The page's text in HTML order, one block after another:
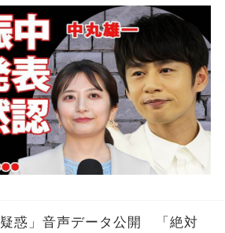
側に涙が零れ落ちた...『KAT-
りの本音がヤバすぎた...
惑」音声データ公開 「絶対